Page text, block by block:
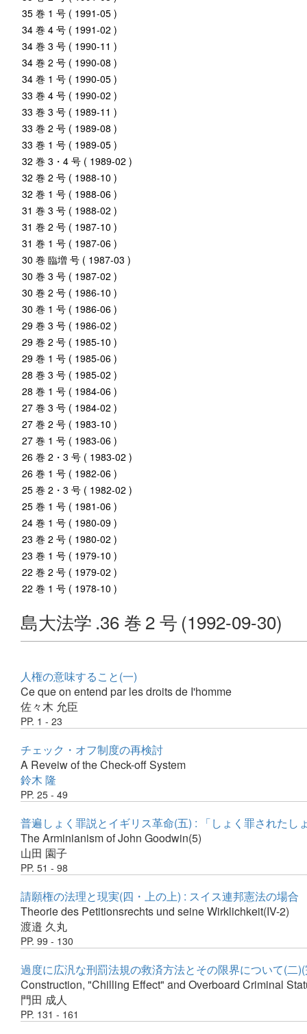
35 巻 1 号 ( 1991-05 )
34 巻 4 号 ( 1991-02 )
34 巻 3 号 ( 1990-11 )
34 巻 2 号 ( 1990-08 )
34 巻 1 号 ( 1990-05 )
33 巻 4 号 ( 1990-02 )
33 巻 3 号 ( 1989-11 )
33 巻 2 号 ( 1989-08 )
33 巻 1 号 ( 1989-05 )
32 巻 3・4 号 ( 1989-02 )
32 巻 2 号 ( 1988-10 )
32 巻 1 号 ( 1988-06 )
31 巻 3 号 ( 1988-02 )
31 巻 2 号 ( 1987-10 )
31 巻 1 号 ( 1987-06 )
30 巻 臨増 号 ( 1987-03 )
30 巻 3 号 ( 1987-02 )
30 巻 2 号 ( 1986-10 )
30 巻 1 号 ( 1986-06 )
29 巻 3 号 ( 1986-02 )
29 巻 2 号 ( 1985-10 )
29 巻 1 号 ( 1985-06 )
28 巻 3 号 ( 1985-02 )
28 巻 1 号 ( 1984-06 )
27 巻 3 号 ( 1984-02 )
27 巻 2 号 ( 1983-10 )
27 巻 1 号 ( 1983-06 )
26 巻 2・3 号 ( 1983-02 )
26 巻 1 号 ( 1982-06 )
25 巻 2・3 号 ( 1982-02 )
25 巻 1 号 ( 1981-06 )
24 巻 1 号 ( 1980-09 )
23 巻 2 号 ( 1980-02 )
23 巻 1 号 ( 1979-10 )
22 巻 2 号 ( 1979-02 )
22 巻 1 号 ( 1978-10 )
島大法学 .36 巻2 号 (1992-09-30)
人権の意味すること(一)
Ce que on entend par les droits de I'homme
佐々木 允臣
PP. 1 - 23
チェック・オフ制度の再検討
A Reveiw of the Check-off System
鈴木 隆
PP. 25 - 49
普遍しょく罪説とイギリス革命(五) : 「しょく罪されたし
The Arminianism of John Goodwin(5)
山田 園子
PP. 51 - 98
請願権の法理と現実(四・上の上) : スイス連邦憲法の場合
Theorie des Petitionsrechts und seine Wirklichkeit(IV-2)
渡邉 久丸
PP. 99 - 130
過度に広汎な刑罰法規の救済方法とその限界について(二
Construction, "Chilling Effect" and Overboard Criminal
門田 成人
PP. 131 - 161